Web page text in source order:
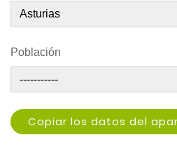
Asturias
Población
-----------
Copiar los datos del